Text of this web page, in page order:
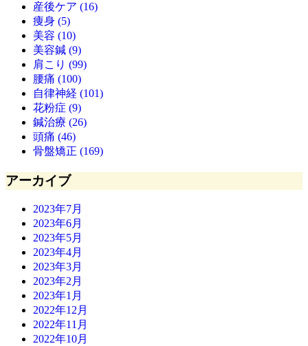
産後ケア (16)
痩身 (5)
美容 (10)
美容鍼 (9)
肩こり (99)
腰痛 (100)
自律神経 (101)
花粉症 (9)
鍼治療 (26)
頭痛 (46)
骨盤矯正 (169)
アーカイブ
2023年7月
2023年6月
2023年5月
2023年4月
2023年3月
2023年2月
2023年1月
2022年12月
2022年11月
2022年10月